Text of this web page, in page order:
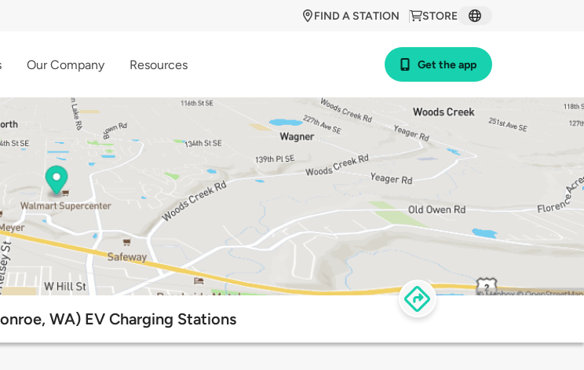
STORE
FIND A STATION
Our Company Resources Get the app
WA) EV Charging Stations